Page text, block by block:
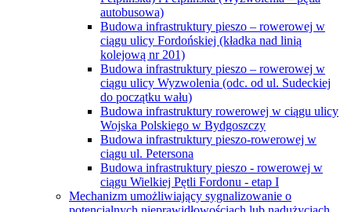
autobusowa)
Budowa infrastruktury pieszo – rowerowej w
ciągu ulicy Fordońskiej (kładka nad linią
kolejową nr 201)
Budowa infrastruktury pieszo – rowerowej w
ciągu ulicy Wyzwolenia (odc. od ul. Sudeckiej
do początku wału)
Budowa infrastruktury rowerowej w ciągu ulicy
Wojska Polskiego w Bydgoszczy
Budowa infrastruktury pieszo-rowerowej w
ciągu ul. Petersona
Budowa infrastruktury pieszo - rowerowej w
ciągu Wielkiej Pętli Fordonu - etap I
Mechanizm umożliwiający sygnalizowanie o